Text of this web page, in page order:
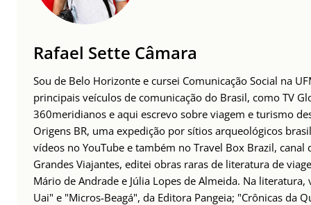
Rafael Sette Câmara
Sou de Belo Horizonte e cursei Comunicação Social na
principais veículos de comunicação do Brasil, como TV
360meridianos e aqui escrevo sobre viagem e turismo
Origens BR, uma expedição por sítios arqueológicos
vídeos no YouTube e também no Travel Box Brazil,
Grandes Viajantes, editei obras raras de literatura de
Mário de Andrade e Júlia Lopes de Almeida. Na
Uai" e "Micros-Beagá", da Editora Pangeia; "Crônicas da